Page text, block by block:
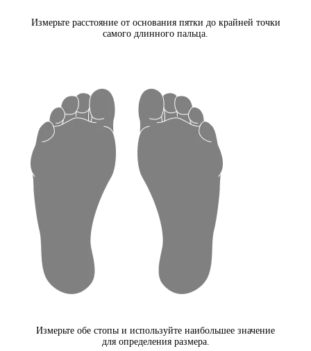
Измерьте расстояние от основания пятки до крайней точки
самого длинного пальца.
Измерьте обе стопы и используйте наибольшее значение
для определения размера.